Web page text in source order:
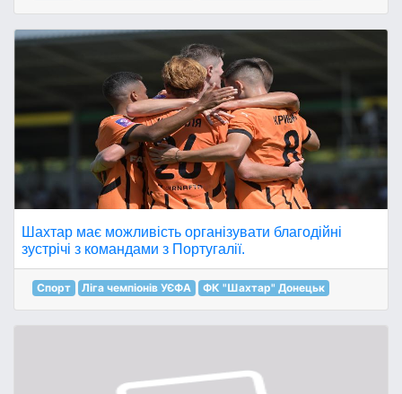
Шахтар має можливість організувати благодійні
зустрічі з командами з Португалії.
Спорт Ліга чемпіонів УЄФА ФК "Шахтар" Донецьк